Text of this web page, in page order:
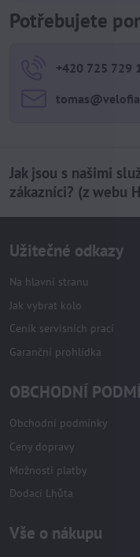
Potřebujete
+420 725 729
Jak jsou s našimi
zákazníci? (z webu
Užitečné odkazy
Na hlavní stranu
Jak vybrat kolo
Ceník servisních prací
Garanční prohlídka
OBCHODNÍ
Obchodní podmínky
Ceny dopravy
Možnosti platby
Dodací Lhůta
Vše o nákupu